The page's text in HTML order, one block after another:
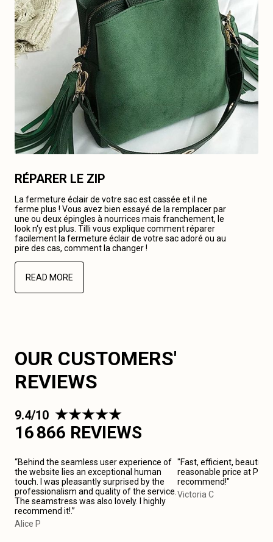
RÉPARER LE ZIP
La fermeture éclair de votre sac est cassée et il ne
ferme plus ! Vous avez bien essayé de la remplacer par
une ou deux épingles à nourrices mais franchement, le
look n‘y est plus. Tilli vous explique comment réparer
facilement la fermeture éclair de votre sac adoré ou au
pire des cas, comment la changer !
READ MORE
OUR CUSTOMERS'
REVIEWS
9.4/10
16 866 REVIEWS
“Behind the seamless user experience of
the website lies an exceptional human
touch. I was pleasantly surprised by the
professionalism and quality of the service.
The seamstress was also lovely. I highly
recommend it!.”
Alice P
"Fast, efficient, beautiful
reasonable price at Paris
recommend!"
Victoria C